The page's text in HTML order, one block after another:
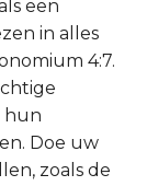
een
in alles
4:7.
hun
Doe uw
zoals de